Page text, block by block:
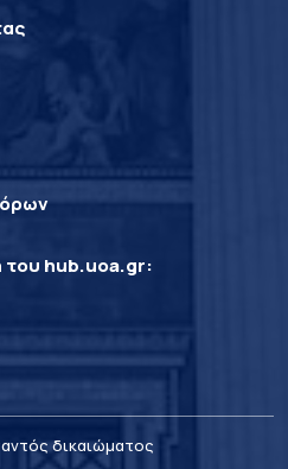
του hub.uoa.gr:
δικαιώματος